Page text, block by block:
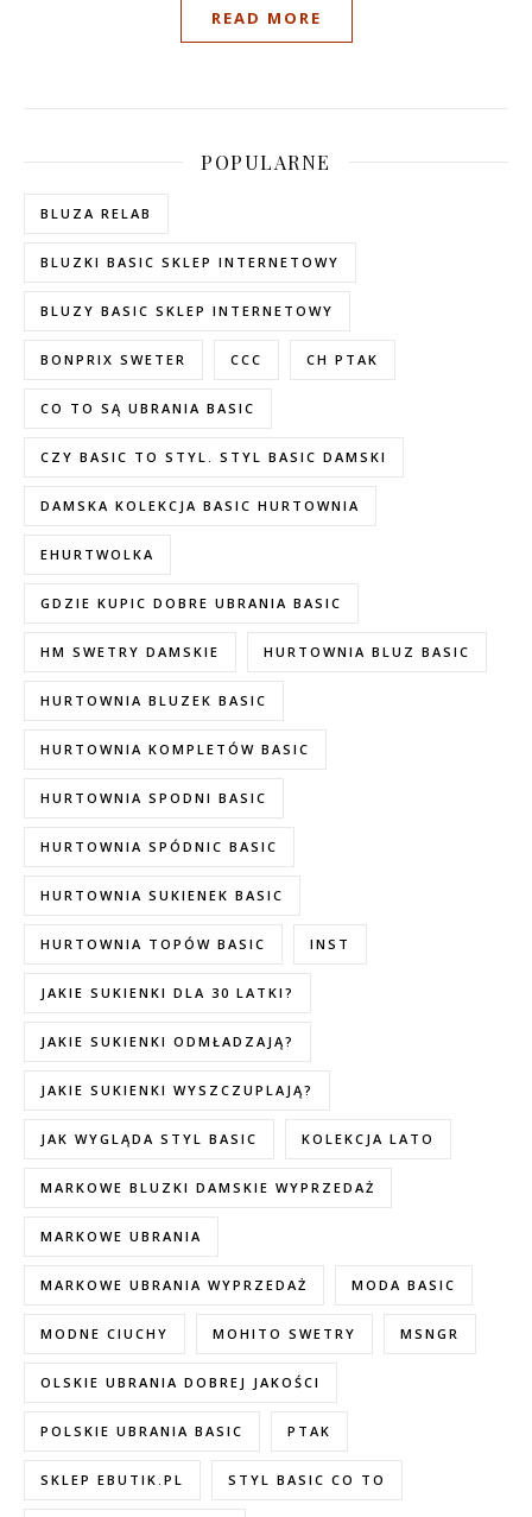
READ MORE
POPULARNE
BLUZA RELAB
BLUZKI BASIC SKLEP INTERNETOWY
BLUZY BASIC SKLEP INTERNETOWY
BONPRIX SWETER CCC CH PTAK
CO TO SĄ UBRANIA BASIC
CZY BASIC TO STYL. STYL BASIC DAMSKI
DAMSKA KOLEKCJA BASIC HURTOWNIA
EHURTWOLKA
GDZIE KUPIC DOBRE UBRANIA BASIC
HM SWETRY DAMSKIE HURTOWNIA BLUZ BASIC
HURTOWNIA BLUZEK BASIC
HURTOWNIA KOMPLETÓW BASIC
HURTOWNIA SPODNI BASIC
HURTOWNIA SPÓDNIC BASIC
HURTOWNIA SUKIENEK BASIC
HURTOWNIA TOPÓW BASIC INST
JAKIE SUKIENKI DLA 30 LATKI?
JAKIE SUKIENKI ODMŁADZAJĄ?
JAKIE SUKIENKI WYSZCZUPLAJĄ?
JAK WYGLĄDA STYL BASIC KOLEKCJA LATO
MARKOWE BLUZKI DAMSKIE WYPRZEDAŻ
MARKOWE UBRANIA
MARKOWE UBRANIA WYPRZEDAŻ MODA BASIC
MODNE CIUCHY MOHITO SWETRY MSNGR
OLSKIE UBRANIA DOBREJ JAKOŚCI
POLSKIE UBRANIA BASIC PTAK
SKLEP EBUTIK.PL STYL BASIC CO TO